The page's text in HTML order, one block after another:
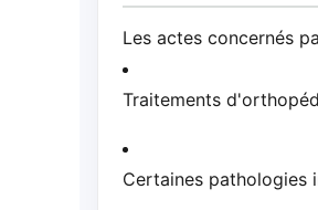
Les actes concernés
Traitements
Certaines pathologies